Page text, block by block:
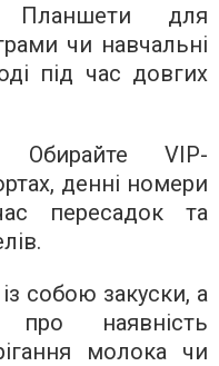
для
чи навчальні
під час довгих
Обирайте VIP-
денні номери
пересадок та
собою закуски, а
наявність
молока чи